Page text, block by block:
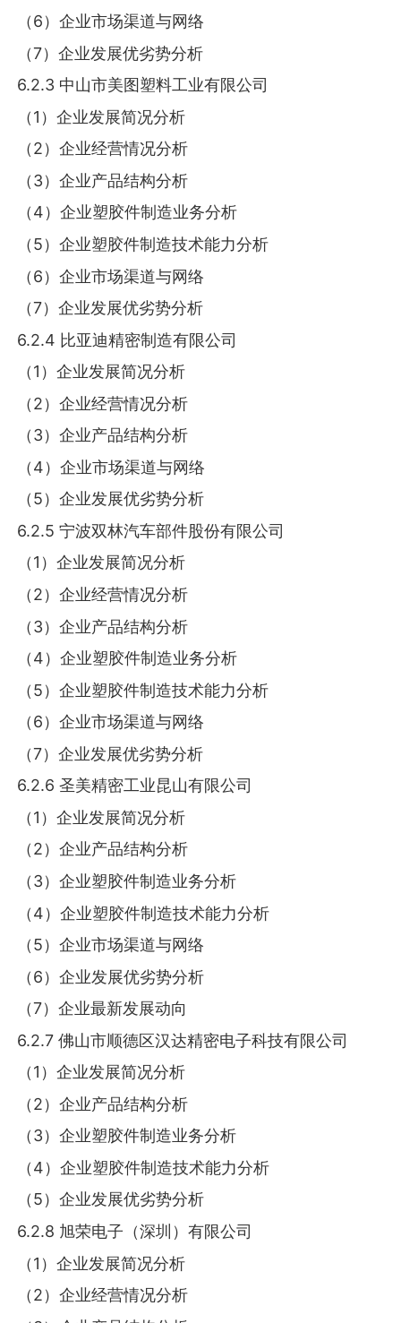
（6）企业市场渠道与网络
（7）企业发展优劣势分析
6.2.3 中山市美图塑料工业有限公司
（1）企业发展简况分析
（2）企业经营情况分析
（3）企业产品结构分析
（4）企业塑胶件制造业务分析
（5）企业塑胶件制造技术能力分析
（6）企业市场渠道与网络
（7）企业发展优劣势分析
6.2.4 比亚迪精密制造有限公司
（1）企业发展简况分析
（2）企业经营情况分析
（3）企业产品结构分析
（4）企业市场渠道与网络
（5）企业发展优劣势分析
6.2.5 宁波双林汽车部件股份有限公司
（1）企业发展简况分析
（2）企业经营情况分析
（3）企业产品结构分析
（4）企业塑胶件制造业务分析
（5）企业塑胶件制造技术能力分析
（6）企业市场渠道与网络
（7）企业发展优劣势分析
6.2.6 圣美精密工业昆山有限公司
（1）企业发展简况分析
（2）企业产品结构分析
（3）企业塑胶件制造业务分析
（4）企业塑胶件制造技术能力分析
（5）企业市场渠道与网络
（6）企业发展优劣势分析
（7）企业最新发展动向
6.2.7 佛山市顺德区汉达精密电子科技有限公司
（1）企业发展简况分析
（2）企业产品结构分析
（3）企业塑胶件制造业务分析
（4）企业塑胶件制造技术能力分析
（5）企业发展优劣势分析
6.2.8 旭荣电子（深圳）有限公司
（1）企业发展简况分析
（2）企业经营情况分析